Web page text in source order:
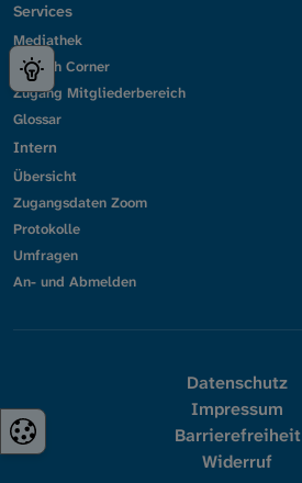
Services
Mediathek
English Corner
Zugang Mitgliederbereich
Glossar
Intern
Übersicht
Zugangsdaten Zoom
Protokolle
Umfragen
An- und Abmelden
Datenschutz
Impressum
Barrierefreiheit
Widerruf